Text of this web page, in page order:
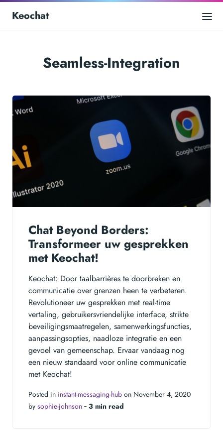
Keochat
Seamless-Integration
Chat Beyond Borders:
Transformeer uw gesprekken
met Keochat!
Keochat: Door taalbarrières te doorbreken en
communicatie over grenzen heen te verbeteren.
Revolutioneer uw gesprekken met real-time
vertaling, gebruikersvriendelijke interface, strikte
beveiligingsmaatregelen, samenwerkingsfuncties,
aanpassingsopties, naadloze integratie en een
gevoel van gemeenschap. Ervaar vandaag nog
een nieuw standaard voor online communicatie
met Keochat!
Posted in instant-messaging-hub on November 4, 2020
by sophie-johnson ‐ 3 min read